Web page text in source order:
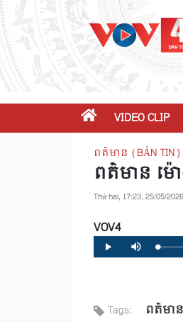
VIDEO CLIP
ពត៌មាន (BẢN TIN)
ពត៌មាន ម៉
Thứ hai, 17:23, 25/05/2026
VOV4
Play Mute Loaded
0%
Progress:
0%
Tags: ពត៌មា